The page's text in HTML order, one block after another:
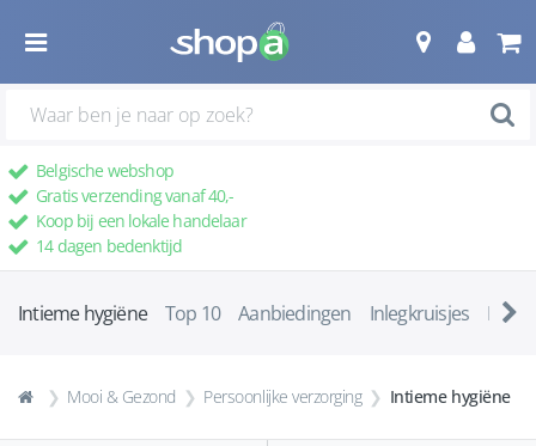
Belgische webshop
Gratis verzending vanaf 40,-
Koop bij een lokale handelaar
14 dagen bedenktijd
Intieme hygiëne Top 10 Aanbiedingen Inlegkruisjes
Mooi & Gezond Persoonlijke verzorging Intieme hygiëne